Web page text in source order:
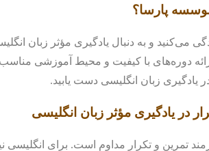
پارسا؟
می‌کنید و به دنبال یادگیری مؤثر زبان
دوره‌های با کیفیت و محیط آموزشی
یادگیری زبان انگلیسی دست یابید.
در یادگیری مؤثر زبان انگلیسی
تمرین و تکرار مداوم است. برای انگلیسی